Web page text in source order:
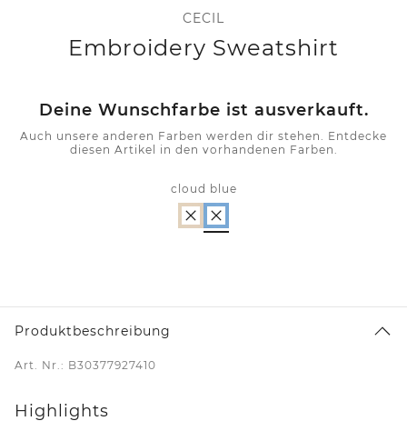
CECIL
Embroidery Sweatshirt
Deine Wunschfarbe ist ausverkauft.
Auch unsere anderen Farben werden dir stehen. Entdecke
diesen Artikel in den vorhandenen Farben.
cloud blue
Produktbeschreibung
Art. Nr.: B30377927410
Highlights